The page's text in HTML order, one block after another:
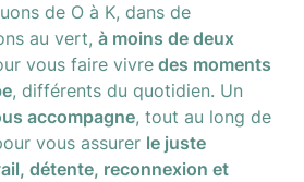
de O à K, dans de
au vert, à moins de deux
vous faire vivre des moments
accompagne, tout au long de
vous assurer le juste
détente, reconnexion et